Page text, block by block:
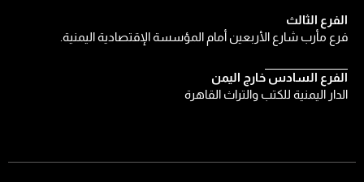
الفرع الثالث
فرع مأرب شارع الأربعين أمام المؤسسة الإقتصادية اليمنية.
الفرع السادس خارج اليمن
الدار اليمنية للكتب والتراث القاهرة